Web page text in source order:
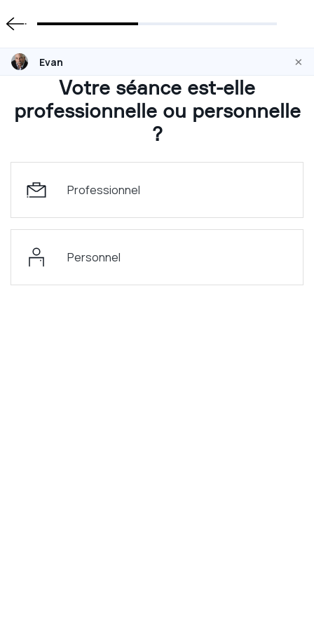
Evan ×
Votre séance est-elle
professionnelle ou personnelle
?
Professionnel
Personnel